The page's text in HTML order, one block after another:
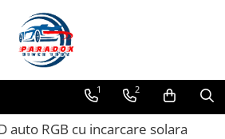
1 2
auto RGB cu incarcare solara